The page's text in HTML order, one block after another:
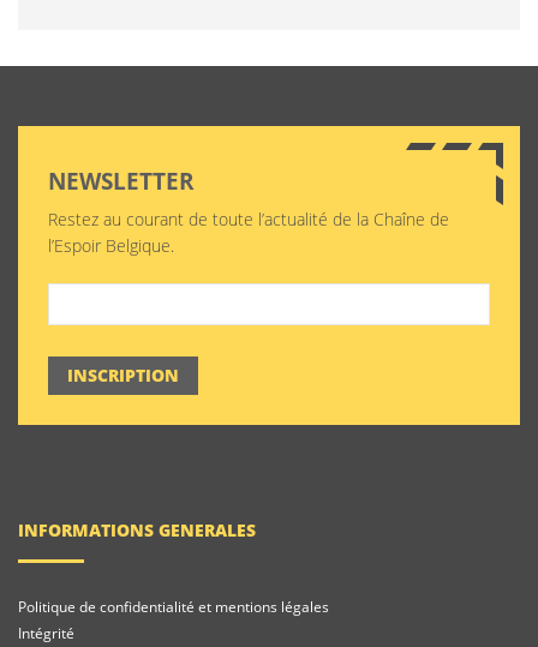
NEWSLETTER
Restez au courant de toute l’actualité de la Chaîne de
l’Espoir Belgique.
INSCRIPTION
INFORMATIONS GENERALES
Politique de confidentialité et mentions légales
Intégrité